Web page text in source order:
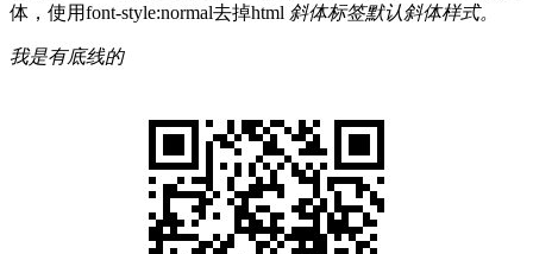
体，使用font-style:normal去掉html 斜体标签默认斜体样式。
我是有底线的